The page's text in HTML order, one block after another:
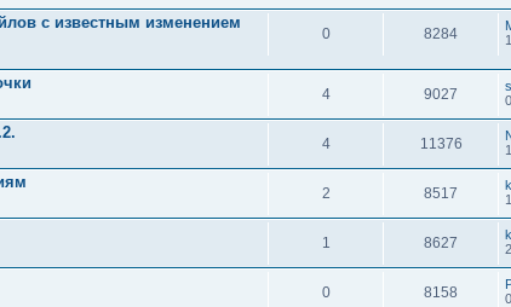
с известным изменением
0 8284
4 9027
4 11376
2 8517
1 8627
0 8158